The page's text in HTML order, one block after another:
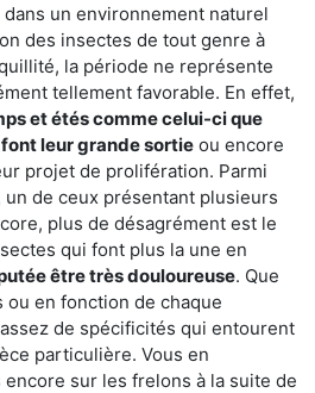
un environnement naturel
des insectes de tout genre à
la période ne représente
tellement favorable. En effet,
et étés comme celui-ci que
leur grande sortie ou encore
projet de prolifération. Parmi
de ceux présentant plusieurs
plus de désagrément est le
qui font plus la une en
être très douloureuse. Que
ou en fonction de chaque
de spécificités qui entourent
particulière. Vous en
sur les frelons à la suite de